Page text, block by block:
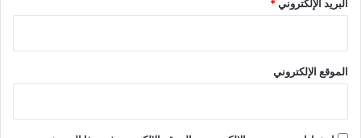
البريد الإلكتروني*
الموقع الإلكتروني